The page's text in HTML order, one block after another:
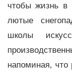
чтобы жизнь в
лютые
школы
напоминая, что